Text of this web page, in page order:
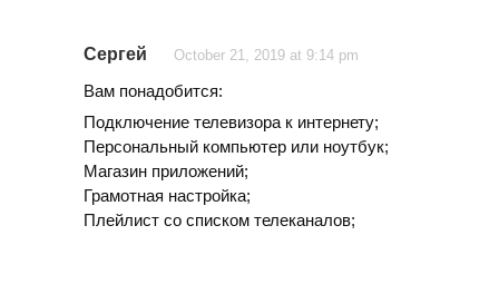
Сергей October 21, 2019 at 9:14 pm
Вам понадобится:
Подключение телевизора к интернету;
Персональный компьютер или ноутбук;
Магазин приложений;
Грамотная настройка;
Плейлист со списком телеканалов;